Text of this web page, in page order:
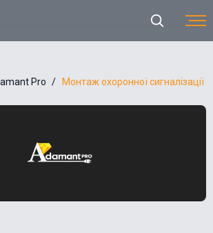
Pro Монтаж охоронної сигналізації